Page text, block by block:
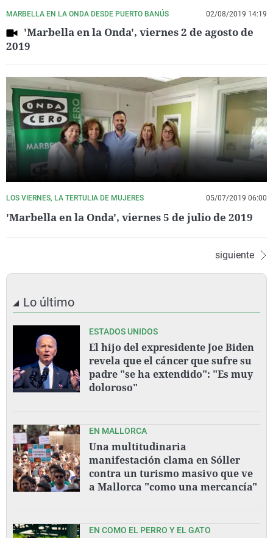
MARBELLA EN LA ONDA DESDE PUERTO BANÚS 02/08/2019 14:19
'Marbella en la Onda', viernes 2 de agosto de
2019
LOS VIERNES, LA TERTULIA DE MUJERES 05/07/2019 06:00
'Marbella en la Onda', viernes 5 de julio de 2019
siguiente
Lo último
ESTADOS UNIDOS
El hijo del expresidente Joe Biden
revela que el cáncer que sufre su
padre "se ha extendido": "Es muy
doloroso"
EN MALLORCA
Una multitudinaria
manifestación clama en Sóller
contra un turismo masivo que ve
a Mallorca "como una mercancía"
EN COMO EL PERRO Y EL GATO